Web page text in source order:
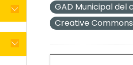
GAD Municipal del
Creative